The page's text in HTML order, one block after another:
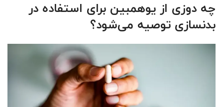
چه دوزی از یوهمبین برای استفاده در
بدنسازی توصیه می‌شود؟